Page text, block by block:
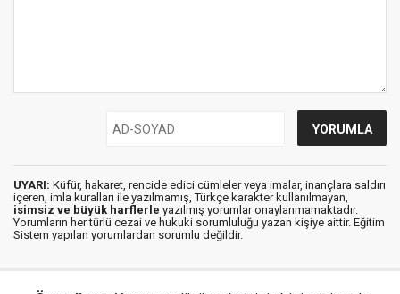
UYARI: Küfür, hakaret, rencide edici cümleler veya imalar, inançlara saldırı
içeren, imla kuralları ile yazılmamış, Türkçe karakter kullanılmayan,
isimsiz ve büyük harflerle yazılmış yorumlar onaylanmamaktadır.
Yorumların her türlü cezai ve hukuki sorumluluğu yazan kişiye aittir. Eğitim
Sistem yapılan yorumlardan sorumlu değildir.